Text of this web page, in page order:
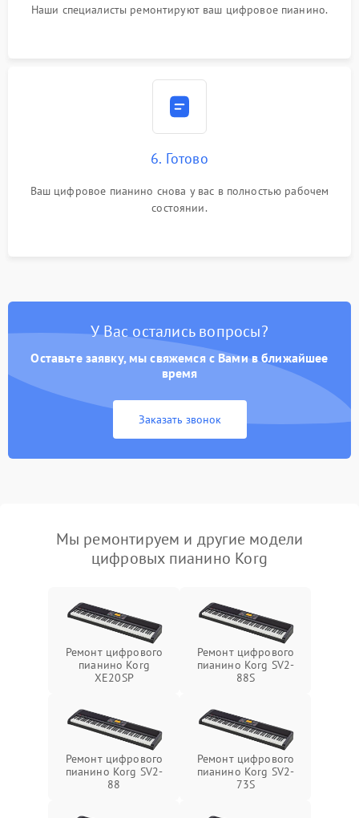
Наши специалисты ремонтируют ваш цифровое пианино.
6. Готово
Ваш цифровое пианино снова у вас в полностью рабочем
состоянии.
У Вас остались вопросы?
Оставьте заявку, мы свяжемся с Вами в ближайшее
время
Заказать звонок
Мы ремонтируем и другие модели
цифровых пианино Korg
Ремонт цифрового
пианино Korg
XE20SP
Ремонт цифрового
пианино Korg SV2-
88S
Ремонт цифрового
пианино Korg SV2-
88
Ремонт цифрового
пианино Korg SV2-
73S